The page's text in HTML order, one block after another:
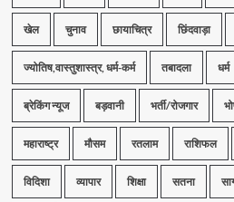
खेल चुनाव छायाचित्र छिंदवाड़ा
ज्योतिष,वास्तुशास्त्र, धर्म-कर्म तबादला धर्म
ब्रेकिंग न्यूज बड़वानी भर्ती/रोजगार
महाराष्ट्र मौसम रतलाम राशिफल
विदिशा व्यापार शिक्षा सतना